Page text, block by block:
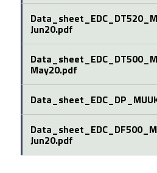
Jun20.pdf
May20.pdf
Jun20.pdf